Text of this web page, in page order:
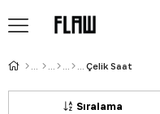
Çelik Saat
Sıralama